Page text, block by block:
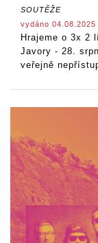
SOUTĚŽE
vydáno 04.08.2025
Hrajeme o 3x 2
Javory - 28.
veřejně